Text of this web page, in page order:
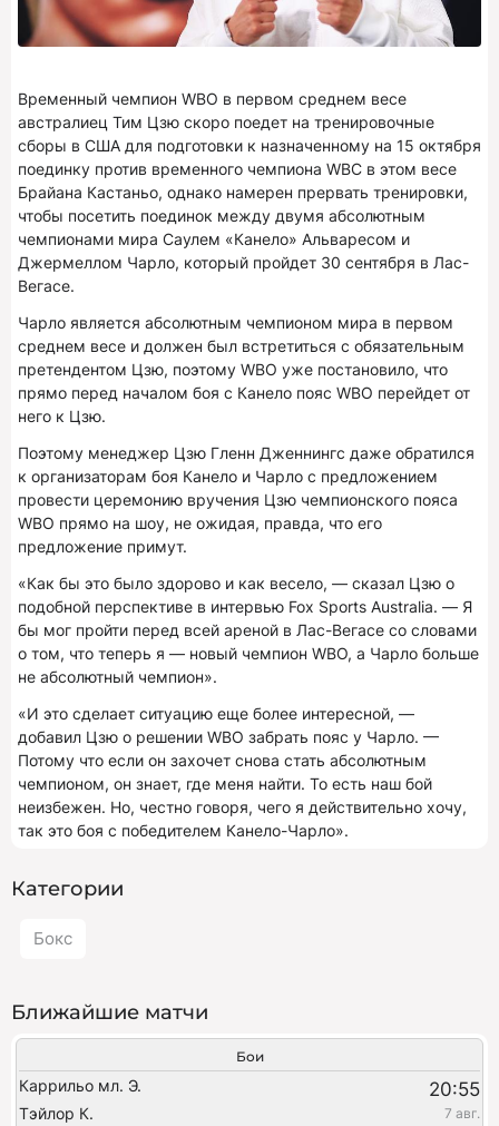
Временный чемпион WBO в первом среднем весе
австралиец Тим Цзю скоро поедет на тренировочные
сборы в США для подготовки к назначенному на 15 октября
поединку против временного чемпиона WBC в этом весе
Брайана Кастаньо, однако намерен прервать тренировки,
чтобы посетить поединок между двумя абсолютным
чемпионами мира Саулем «Канело» Альваресом и
Джермеллом Чарло, который пройдет 30 сентября в Лас-
Вегасе.
Чарло является абсолютным чемпионом мира в первом
среднем весе и должен был встретиться с обязательным
претендентом Цзю, поэтому WBO уже постановило, что
прямо перед началом боя с Канело пояс WBO перейдет от
него к Цзю.
Поэтому менеджер Цзю Гленн Дженнингс даже обратился
к организаторам боя Канело и Чарло с предложением
провести церемонию вручения Цзю чемпионского пояса
WBO прямо на шоу, не ожидая, правда, что его
предложение примут.
«Как бы это было здорово и как весело, — сказал Цзю о
подобной перспективе в интервью Fox Sports Australia. — Я
бы мог пройти перед всей ареной в Лас-Вегасе со словами
о том, что теперь я — новый чемпион WBO, а Чарло больше
не абсолютный чемпион».
«И это сделает ситуацию еще более интересной, —
добавил Цзю о решении WBO забрать пояс у Чарло. —
Потому что если он захочет снова стать абсолютным
чемпионом, он знает, где меня найти. То есть наш бой
неизбежен. Но, честно говоря, чего я действительно хочу,
так это боя с победителем Канело-Чарло».
Категории
Бокс
Ближайшие матчи
Бои
Каррильо мл. Э. 20:55
Тэйлор К. 7 авг.